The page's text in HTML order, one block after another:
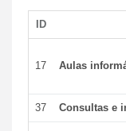
ID
17 Aulas
37 Consultas e